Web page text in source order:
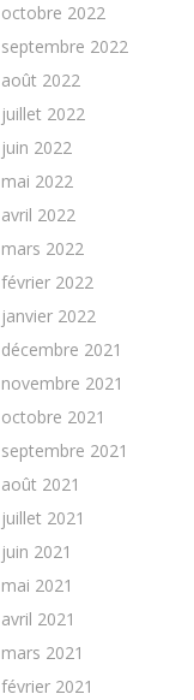
octobre 2022
septembre 2022
août 2022
juillet 2022
juin 2022
mai 2022
avril 2022
mars 2022
février 2022
janvier 2022
décembre 2021
novembre 2021
octobre 2021
septembre 2021
août 2021
juillet 2021
juin 2021
mai 2021
avril 2021
mars 2021
février 2021